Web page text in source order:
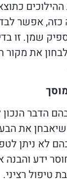
אפשר
שמן. זו
את מקור
הדבר
את
לא ניתן
ידע והבנה
טיפול רציני.